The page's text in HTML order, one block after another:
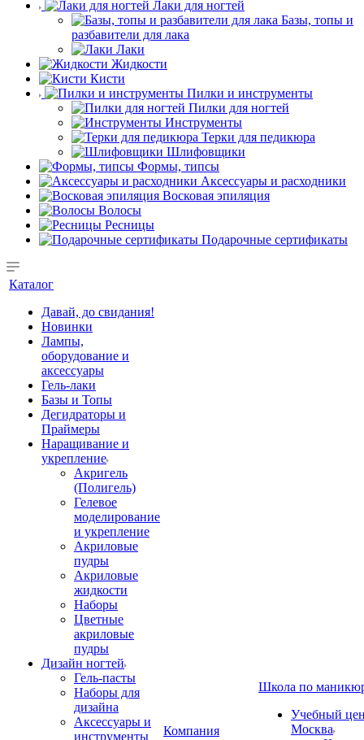
Лаки для ногтей
Базы, топы и
разбавители для лака
Лаки
Жидкости
Кисти
Пилки и инструменты
Пилки для ногтей
Инструменты
Терки для педикюра
Шлифовщики
Формы, типсы
Аксессуары и расходники
Восковая эпиляция
Волосы
Ресницы
Подарочные сертификаты
Каталог
Давай, до свидания!
Новинки
Лампы,
оборудование и
аксессуары
Гель-лаки
Базы и Топы
Дегидраторы и
Праймеры
Наращивание и
укрепление
Акригель
(Полигель)
Гелевое
моделирование
и укрепление
Акриловые
пудры
Акриловые
жидкости
Наборы
Цветные
акриловые
пудры
Дизайн ногтей
Гель-пасты
Наборы для
дизайна
Аксессуары и
инструменты
Компания
Школа по
Учебный
Москва